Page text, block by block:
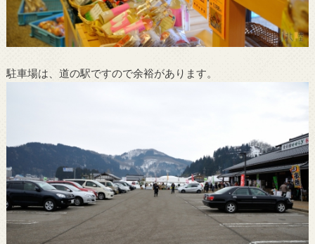
駐車場は、道の駅ですので余裕があります。